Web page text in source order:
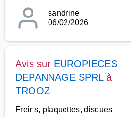
sandrine
06/02/2026
Avis sur EUROPIECES
DEPANNAGE SPRLà
TROOZ
Freins, plaquettes, disques